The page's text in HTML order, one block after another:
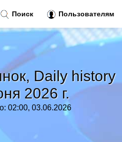
Daily history
2026 г.
02:00, 03.06.2026
Поиск Пользователям